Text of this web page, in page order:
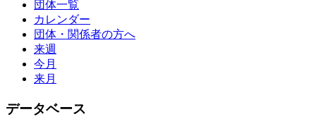
団体一覧
カレンダー
団体・関係者の方へ
来週
今月
来月
データベース